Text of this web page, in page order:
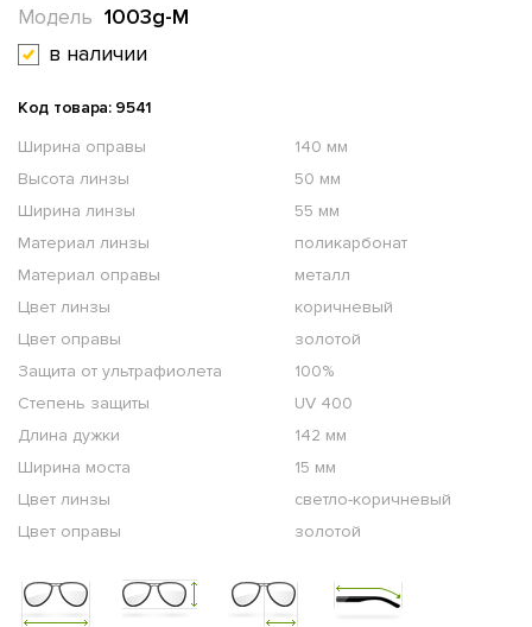
1003g-M
Модель
в наличии
Код товара: 9541
Ширина оправы
140 мм
Высота линзы
50 мм
Ширина линзы
55 мм
Материал линзы
поликарбонат
Материал оправы
металл
Цвет линзы
коричневый
Цвет оправы
золотой
Защита от ультрафиолета
100%
Степень защиты
UV 400
Длина дужки
142 мм
Ширина моста
15 мм
Цвет линзы
светло-коричневый
Цвет оправы
золотой